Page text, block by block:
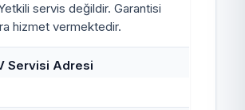
servis değildir. Garantisi
hizmet vermektedir.
Servisi Adresi